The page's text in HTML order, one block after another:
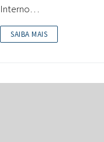
Interno…
SAIBA MAIS